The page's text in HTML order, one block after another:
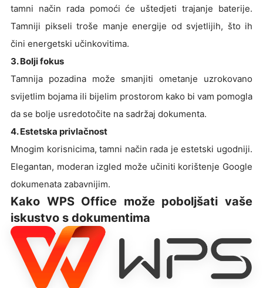
tamni način rada pomoći će uštedjeti trajanje baterije.
Tamniji pikseli troše manje energije od svjetlijih, što ih
čini energetski učinkovitima.
3. Bolji fokus
Tamnija pozadina može smanjiti ometanje uzrokovano
svijetlim bojama ili bijelim prostorom kako bi vam pomogla
da se bolje usredotočite na sadržaj dokumenta.
4. Estetska privlačnost
Mnogim korisnicima, tamni način rada je estetski ugodniji.
Elegantan, moderan izgled može učiniti korištenje Google
dokumenata zabavnijim.
Kako WPS Office može poboljšati vaše
iskustvo s dokumentima